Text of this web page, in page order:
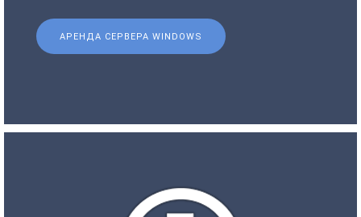
АРЕНДА СЕРВЕРА WINDOWS